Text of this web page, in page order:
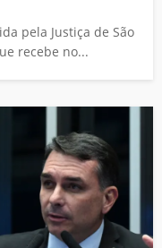
pela Justiça de São
recebe no...